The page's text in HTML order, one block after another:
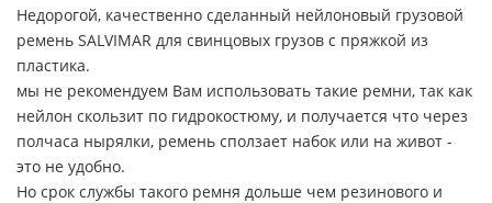
Недорогой, качественно сделанный нейлоновый грузовой
ремень SALVIMAR для свинцовых грузов с пряжкой из
пластика.
мы не рекомендуем Вам использовать такие ремни, так как
нейлон скользит по гидрокостюму, и получается что через
полчаса нырялки, ремень сползает набок или на живот -
это не удобно.
Но срок службы такого ремня дольше чем резинового и